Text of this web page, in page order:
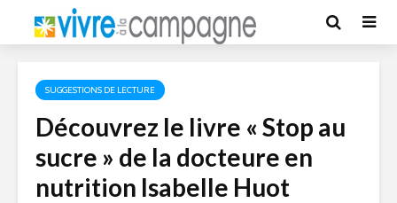
SUGGESTIONS DE LECTURE
Découvrez le livre « Stop au
sucre » de la docteure en
nutrition Isabelle Huot